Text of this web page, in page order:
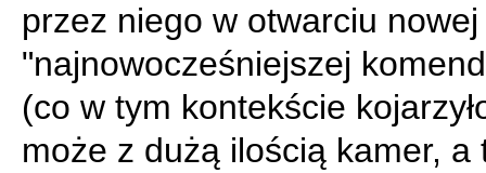
przez niego w otwarciu nowej
"najnowocześniejszej
(co w tym kontekście
może z dużą ilością kamer, a